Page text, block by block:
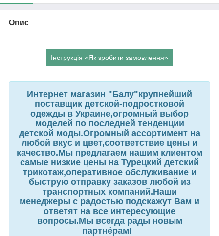
Опис
Інструкція «Як зробити замовлення»
Интернет магазин "Балу"крупнейший
поставщик детской-подростковой
одежды в Украине,огромный выбор
моделей по последней тенденции
детской моды.Огромный ассортимент на
любой вкус и цвет,соответствие цены и
качество.Мы предлагаем нашим клиентом
самые низкие цены на Турецкий детский
трикотаж,оперативное обслуживание и
быструю отправку заказов любой из
транспортных компаний.Наши
менеджеры с радостью подскажут Вам и
ответят на все интересующие
вопросы.Мы всегда рады новым
партнёрам!